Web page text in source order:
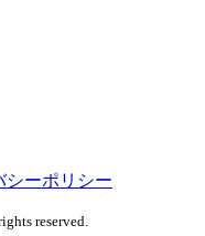
シーポリシー
reserved.